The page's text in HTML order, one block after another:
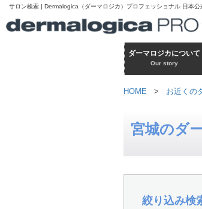
サロン検索 | Dermalogica（ダーマロジカ）プロフェッショナル 日本公
ダーマロジカについて
Our story
HOME > お近くの
宮城のダ
絞り込み検